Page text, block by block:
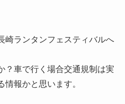
崎ランタンフェスティバルへ
？車で行く場合交通規制は実
報かと思います。